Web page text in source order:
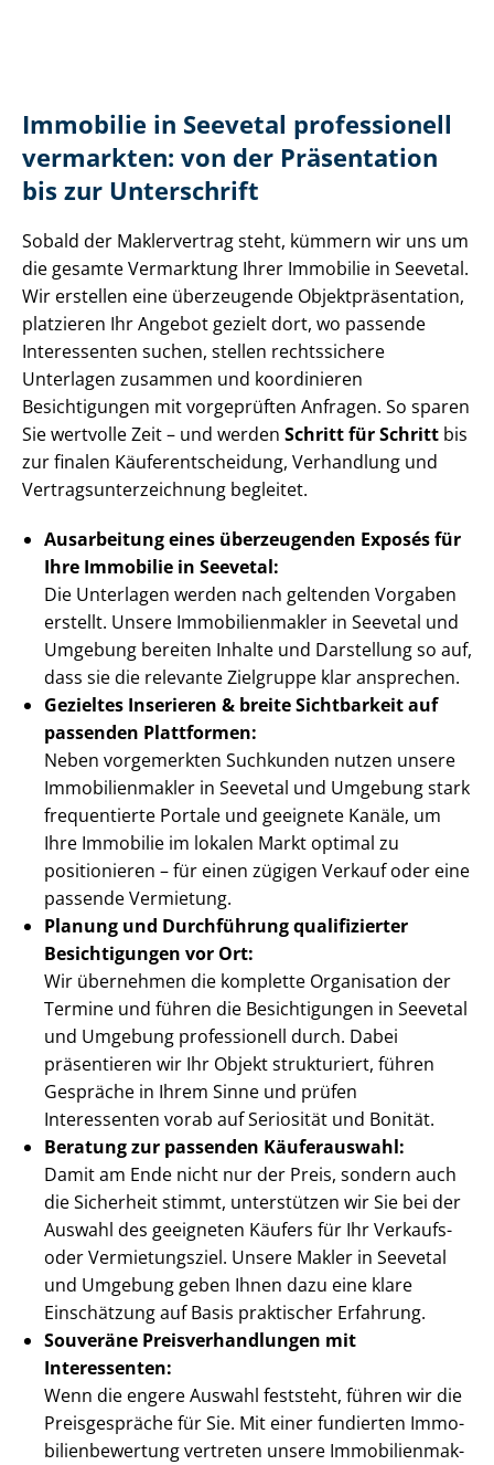
Immobilie in Seevetal professionell
vermarkten: von der Präsentation
bis zur Unterschrift
Sobald der Maklervertrag steht, kümmern wir uns um
die gesamte Vermarktung Ihrer Immobilie in Seevetal.
Wir erstellen eine überzeugende Ob­jekt­prä­sen­ta­ti­on,
platzieren Ihr Angebot gezielt dort, wo passende
Interessenten suchen, stellen rechtssichere
Unterlagen zusammen und koordinieren
Besichtigungen mit vorgeprüften Anfragen. So sparen
Sie wertvolle Zeit – und werden Schritt für Schritt bis
zur finalen Käu­fer­ent­schei­dung, Verhandlung und
Ver­trags­un­ter­zeich­nung begleitet.
Ausarbeitung eines überzeugenden Exposés für
Ihre Immobilie in Seevetal:
Die Unterlagen werden nach geltenden Vorgaben
erstellt. Unsere Im­mo­bi­li­en­mak­ler in Seevetal und
Umgebung bereiten Inhalte und Darstellung so auf,
dass sie die relevante Zielgruppe klar ansprechen.
Gezieltes Inserieren & breite Sichtbarkeit auf
passenden Plattformen:
Neben vorgemerkten Suchkunden nutzen unsere
Im­mo­bi­li­en­mak­ler in Seevetal und Umgebung stark
frequentierte Portale und geeignete Kanäle, um
Ihre Immobilie im lokalen Markt optimal zu
positionieren – für einen zügigen Verkauf oder eine
passende Vermietung.
Planung und Durchführung qualifizierter
Besichtigungen vor Ort:
Wir übernehmen die komplette Organisation der
Termine und führen die Besichtigungen in Seevetal
und Umgebung professionell durch. Dabei
präsentieren wir Ihr Objekt strukturiert, führen
Gespräche in Ihrem Sinne und prüfen
Interessenten vorab auf Seriosität und Bonität.
Beratung zur passenden Käuferauswahl:
Damit am Ende nicht nur der Preis, sondern auch
die Sicherheit stimmt, unterstützen wir Sie bei der
Auswahl des geeigneten Käufers für Ihr Verkaufs-
oder Vermietungsziel. Unsere Makler in Seevetal
und Umgebung geben Ihnen dazu eine klare
Einschätzung auf Basis praktischer Erfahrung.
Souveräne Preis­ver­hand­lun­gen mit
Interessenten:
Wenn die engere Auswahl feststeht, führen wir die
Preisgespräche für Sie. Mit einer fundierten Im­mo­
bi­li­en­be­wer­tung vertreten unsere Im­mo­bi­li­en­mak­